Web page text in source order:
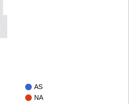
AS
NA